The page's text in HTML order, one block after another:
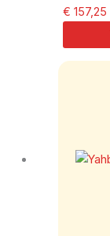
€ 157,25